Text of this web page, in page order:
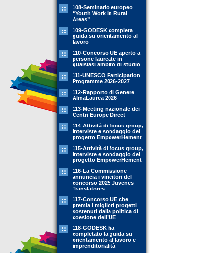
108-Seminario europeo
“Youth Work in Rural
Areas”
109-GODESK completa
guida su orientamento al
lavoro
110-Concorso UE aperto a
persone laureate in
qualsiasi ambito di studio
111-UNESCO Participation
Programme 2026-2027
112-Rapporto di Genere
AlmaLaurea 2026
113-Meeting nazionale dei
Centri Europe Direct
114-Attività di focus group,
interviste e sondaggio del
progetto EmpowerHement
115-Attività di focus group,
interviste e sondaggio del
progetto EmpowerHement
116-La Commissione
annuncia i vincitori del
concorso 2025 Juvenes
Translatores
117-Concorso UE che
premia i migliori progetti
sostenuti dalla politica di
coesione dell’UE
118-GODESK ha
completato la guida su
orientamento al lavoro e
imprenditorialità